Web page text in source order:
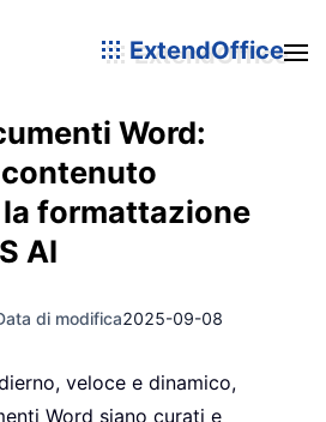
ExtendOffice
Word:
formattazione
AI
di modifica2025-09-08
veloce e dinamico,
Word siano curati e